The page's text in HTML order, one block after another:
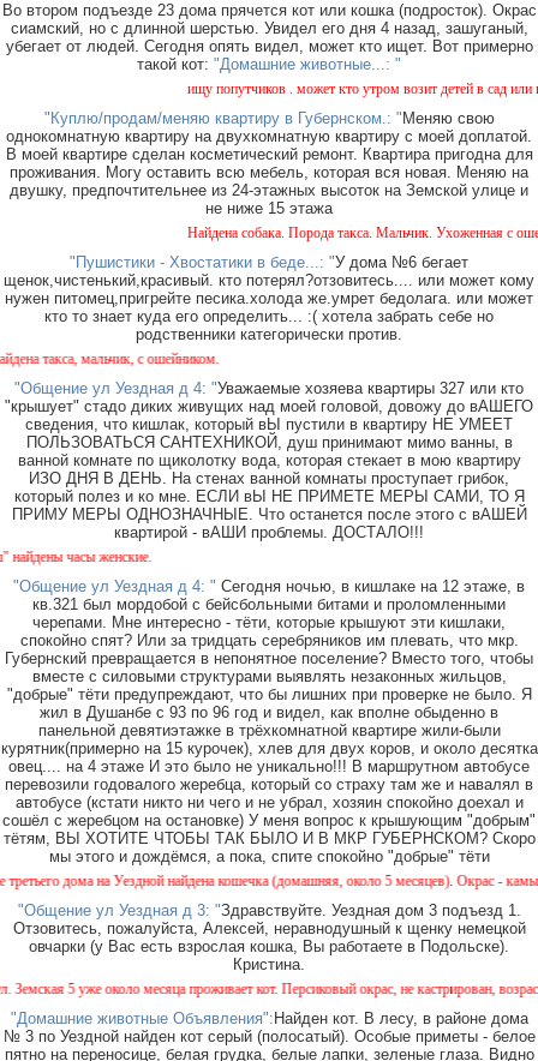
Во втором подъезде 23 дома прячется кот или кошка (подросток). Окрас
сиамский, но с длинной шерстью. Увидел его дня 4 назад, зашуганый,
убегает от людей. Сегодня опять видел, может кто ищет. Вот примерно
такой кот: "Домашние животные...: "
ищу попутчиков . может кто утром возит детей в сад или
"Куплю/продам/меняю квартиру в Губернском.: " Меняю свою
однокомнатную квартиру на двухкомнатную квартиру с моей доплатой.
В моей квартире сделан косметический ремонт. Квартира пригодна для
проживания. Могу оставить всю мебель, которая вся новая. Меняю на
двушку, предпочтительнее из 24-этажных высоток на Земской улице и
не ниже 15 этажа
Найдена собака. Порода такса. Мальчик. Ухоженная с
"Пушистики - Хвостатики в беде...: "У дома №6 бегает
щенок,чистенький,красивый. кто потерял?отзовитесь.... или может кому
нужен питомец,пригрейте песика.холода же.умрет бедолага. или может
кто то знает куда его определить... :( хотела забрать себе но
родственники категорически против.
такса, мальчик, с ошейником.
"Общение ул Уездная д 4: "Уважаемые хозяева квартиры 327 или кто
"крышует" стадо диких живущих над моей головой, довожу до вАШЕГО
сведения, что кишлак, который вЫ пустили в квартиру НЕ УМЕЕТ
ПОЛЬЗОВАТЬСЯ САНТЕХНИКОЙ, душ принимают мимо ванны, в
ванной комнате по щиколотку вода, которая стекает в мою квартиру
ИЗО ДНЯ В ДЕНЬ. На стенах ванной комнаты проступает грибок,
который полез и ко мне. ЕСЛИ вЫ НЕ ПРИМЕТЕ МЕРЫ САМИ, ТО Я
ПРИМУ МЕРЫ ОДНОЗНАЧНЫЕ. Что останется после этого с вАШЕЙ
квартирой - вАШИ проблемы. ДОСТАЛО!!!
часы женские.
"Общение ул Уездная д 4: " Сегодня ночью, в кишлаке на 12 этаже, в
кв.321 был мордобой с бейсбольными битами и проломленными
черепами. Мне интересно - тёти, которые крышуют эти кишлаки,
спокойно спят? Или за тридцать серебряников им плевать, что мкр.
Губернский превращается в непонятное поселение? Вместо того, чтобы
вместе с силовыми структурами выявлять незаконных жильцов,
"добрые" тёти предупреждают, что бы лишних при проверке не было. Я
жил в Душанбе с 93 по 96 год и видел, как вполне обыденно в
панельной девятиэтажке в трёхкомнатной квартире жили-были
курятник(примерно на 15 курочек), хлев для двух коров, и около десятка
овец.... на 4 этаже И это было не уникально!!! В маршрутном автобусе
перевозили годовалого жеребца, который со страху там же и навалял в
автобусе (кстати никто ни чего и не убрал, хозяин спокойно доехал и
сошёл с жеребцом на остановке) У меня вопрос к крышующим "добрым"
тётям, ВЫ ХОТИТЕ ЧТОБЫ ТАК БЫЛО И В МКР ГУБЕРНСКОМ? Скоро
мы этого и дождёмся, а пока, спите спокойно "добрые" тёти
дома на Уездной найдена кошечка (домашняя, около 5 месяцев). Окрас -
"Общение ул Уездная д 3: "Здравствуйте. Уездная дом 3 подъезд 1.
Отзовитесь, пожалуйста, Алексей, неравнодушный к щенку немецкой
овчарки (у Вас есть взрослая кошка, Вы работаете в Подольске).
Кристина.
5 уже около месяца проживает кот. Персиковый окрас, не кастрирован, возраст
"Домашние животные Объявления": Найден кот. В лесу, в районе дома
№ 3 по Уездной найден кот серый (полосатый). Особые приметы - белое
пятно на переносице, белая грудка, белые лапки, зеленые глаза. Видно